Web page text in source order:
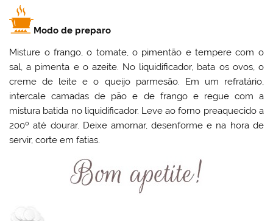
Modo de preparo
Misture o frango, o tomate, o pimentão e tempere com o
sal, a pimenta e o azeite. No liquidificador, bata os ovos, o
creme de leite e o queijo parmesão. Em um refratário,
intercale camadas de pão e de frango e regue com a
mistura batida no liquidificador. Leve ao forno preaquecido a
200º até dourar. Deixe amornar, desenforme e na hora de
servir, corte em fatias.